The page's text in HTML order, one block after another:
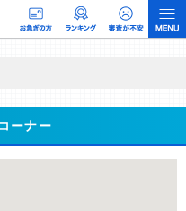
の調査／ユーザーへの口コミ収集な
ています。
ーナー